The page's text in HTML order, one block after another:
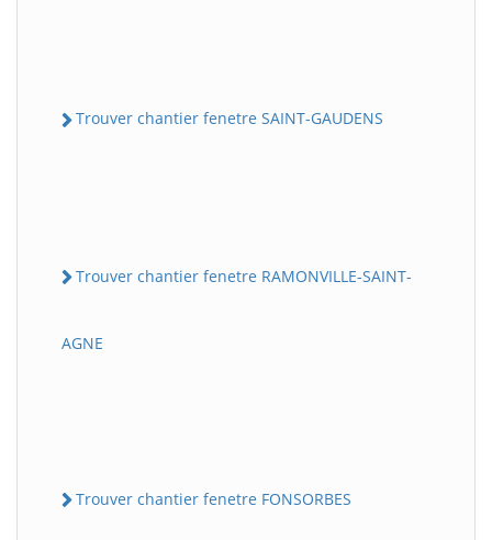
Trouver chantier fenetre SAINT-GAUDENS
Trouver chantier fenetre RAMONVILLE-SAINT-
AGNE
Trouver chantier fenetre FONSORBES